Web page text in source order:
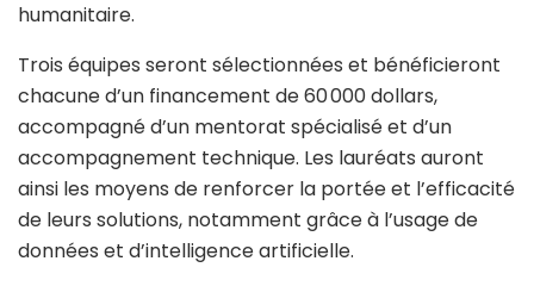
humanitaire.
Trois équipes seront sélectionnées et bénéficieront
chacune d’un financement de 60 000 dollars,
accompagné d’un mentorat spécialisé et d’un
accompagnement technique. Les lauréats auront
ainsi les moyens de renforcer la portée et l’efficacité
de leurs solutions, notamment grâce à l’usage de
données et d’intelligence artificielle.